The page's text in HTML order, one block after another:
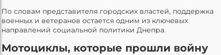
По словам представителя городских властей, поддержка
военных и ветеранов остается одним из ключевых
направлений социальной политики Днепра.
Мотоциклы, которые прошли войну